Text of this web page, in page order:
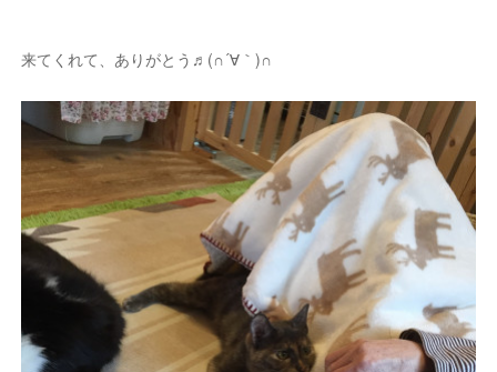
来てくれて、ありがとう♬(∩´∀｀)∩